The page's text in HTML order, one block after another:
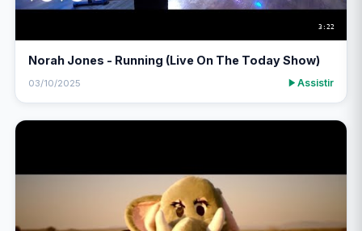
3:22
Norah Jones - Running (Live On The Today Show)
03/10/2025 Assistir